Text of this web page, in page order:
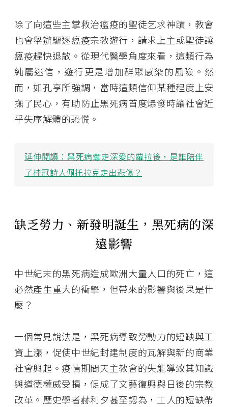
除了向這些主掌救治瘟疫的聖徒乞求神蹟，教會
也會舉辦驅逐瘟疫宗教遊行，請求上主或聖徒讓
瘟疫趕快退散。從現代醫學角度來看，這類行為
純屬迷信，遊行更是增加群聚感染的風險。然
而，如孔亨所強調，當時這類信仰某種程度上安
撫了民心，有助防止黑死病首度爆發時讓社會近
乎失序解體的恐慌。
延伸閱讀： 黑死病奪走深愛的蘿拉後，是誰陪伴
了桂冠詩人佩托拉克走出悲傷？
缺乏勞力、新發明誕生，黑死病的深
遠影響
中世紀末的黑死病造成歐洲大量人口的死亡，這
必然產生重大的衝擊，但帶來的影響與後果是什
麼？
一個常見說法是，黑死病導致勞動力的短缺與工
資上漲，促使中世紀封建制度的瓦解與新的商業
社會興起。疫情期間天主教會的失能導致其知識
與道德權威受損，促成了文藝復興與日後的宗教
改革。歷史學者赫利夕甚至認為，工人的短缺帶